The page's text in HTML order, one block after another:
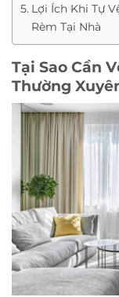
Lợi Ích Khi Tự
Rèm Tại Nhà
Tại Sao Cần
Thường